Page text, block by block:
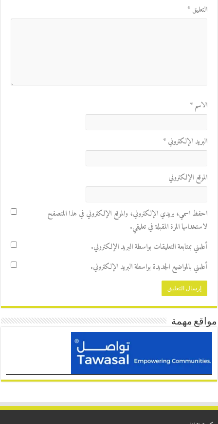
التعليق*
الاسم*
البريد الإلكتروني*
الموقع الإلكتروني
احفظ اسمي، بريدي الإلكتروني، والموقع الإلكتروني في هذا المتصفح
لاستخدامها المرة المقبلة في تعليقي.
أعلمني بمتابعة التعليقات بواسطة البريد الإلكتروني.
أعلمني بالمواضيع الجديدة بواسطة البريد الإلكتروني.
مواقع مهمة